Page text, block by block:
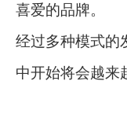
喜爱的品牌。
经过多种模式的
中开始将会越来